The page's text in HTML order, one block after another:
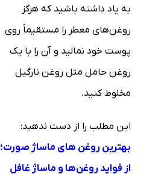
به یاد داشته باشید که هرگز
روغن‌های معطر را مستقیماً روی
پوست خود نمالید و آن را با یک
روغن حامل مثل روغن نارگیل
مخلوط کنید.
این مطلب را از دست ندهید:
بهترین روغن های ماساژ صورت؛
از فواید روغن‌ها و ماساژ غافل